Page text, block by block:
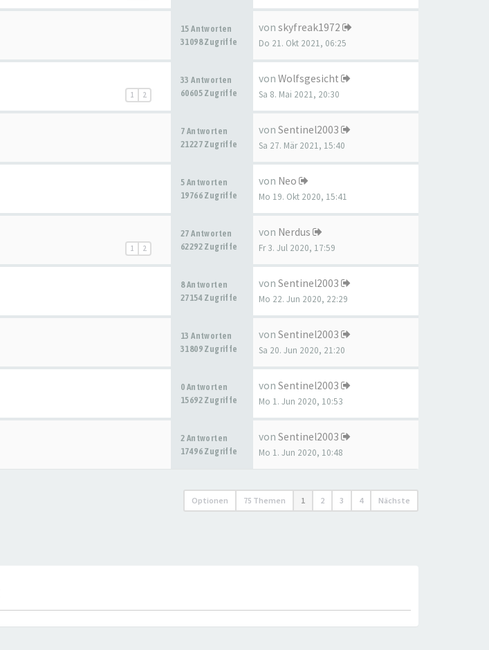
15 Antworten
31098 Zugriffe
von skyfreak1972
Do 21. Okt 2021, 06:25
1 2
33 Antworten
60605 Zugriffe
von Wolfsgesicht
Sa 8. Mai 2021, 20:30
7 Antworten
21227 Zugriffe
von Sentinel2003
Sa 27. Mär 2021, 15:40
5 Antworten
19766 Zugriffe
von Neo
Mo 19. Okt 2020, 15:41
1 2
27 Antworten
62292 Zugriffe
von Nerdus
Fr 3. Jul 2020, 17:59
8 Antworten
27154 Zugriffe
von Sentinel2003
Mo 22. Jun 2020, 22:29
13 Antworten
31809 Zugriffe
von Sentinel2003
Sa 20. Jun 2020, 21:20
0 Antworten
15692 Zugriffe
von Sentinel2003
Mo 1. Jun 2020, 10:53
2 Antworten
17496 Zugriffe
von Sentinel2003
Mo 1. Jun 2020, 10:48
Optionen 75 Themen 1 2 3 4 Nächste